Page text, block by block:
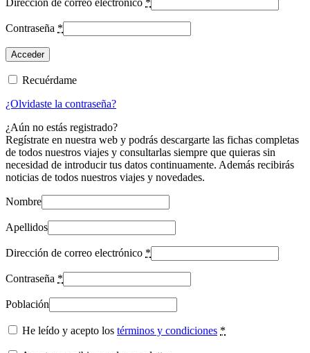
Dirección de correo electrónico *
Contraseña *
Recuérdame
¿Olvidaste la contraseña?
¿Aún no estás registrado?
Regístrate en nuestra web y podrás descargarte las fichas completas
de todos nuestros viajes y consultarlas siempre que quieras sin
necesidad de introducir tus datos continuamente. Además recibirás
noticias de todos nuestros viajes y novedades.
Nombre
Apellidos
Dirección de correo electrónico *
Contraseña *
Población
He leído y acepto los términos y condiciones *